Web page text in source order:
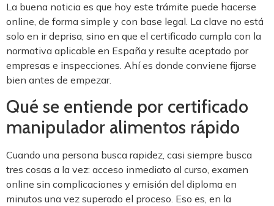
La buena noticia es que hoy este trámite puede hacerse
online, de forma simple y con base legal. La clave no está
solo en ir deprisa, sino en que el certificado cumpla con la
normativa aplicable en España y resulte aceptado por
empresas e inspecciones. Ahí es donde conviene fijarse
bien antes de empezar.
Qué se entiende por certificado
manipulador alimentos rápido
Cuando una persona busca rapidez, casi siempre busca
tres cosas a la vez: acceso inmediato al curso, examen
online sin complicaciones y emisión del diploma en
minutos una vez superado el proceso. Eso es, en la